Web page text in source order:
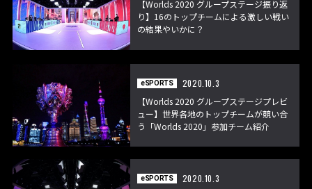
【Worlds 2020 グループステージ振り返
り】16のトップチームによる激しい戦い
の結果やいかに？
eSPORTS
2020.10.3
【Worlds 2020 グループステージプレビ
ュー】世界各地のトップチームが競い合
う「Worlds 2020」参加チーム紹介
eSPORTS
2020.10.3